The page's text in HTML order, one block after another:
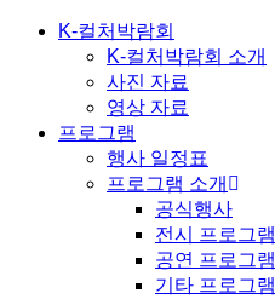
K-컬처박람회
K-컬처박람회 소개
사진 자료
영상 자료
프로그램
행사 일정표
프로그램 소개
공식행사
전시 프로그램
공연 프로그램
기타 프로그램